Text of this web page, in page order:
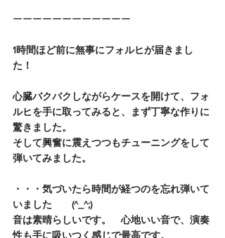
ーーーーーーーーーーーー
1時間ほど前に無事にフォルヒが届きまし
た！
心臓バクバクしながらケースを開けて、フォ
ルヒを手に取ってみると、まず丁寧な作りに
驚きました。
そして興奮に震えつつもチューニングをして
弾いてみました。
・・・気づいたら時間が経つのを忘れ弾いて
いました　　(^_^;)
音は素晴らしいです。　心地いい音で、演奏
性も手に吸いつく感じで最高です。